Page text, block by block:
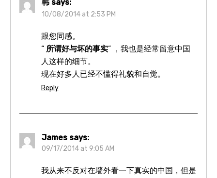
韩 says:
10/08/2014 at 2:53 PM
跟您同感。
“ 所谓好与坏的事实” ，我也是经常留意中国
人这样的细节。
现在好多人已经不懂得礼貌和自觉。
Reply
James says:
09/17/2014 at 9:05 AM
我从来不反对在墙外看一下真实的中国，但是